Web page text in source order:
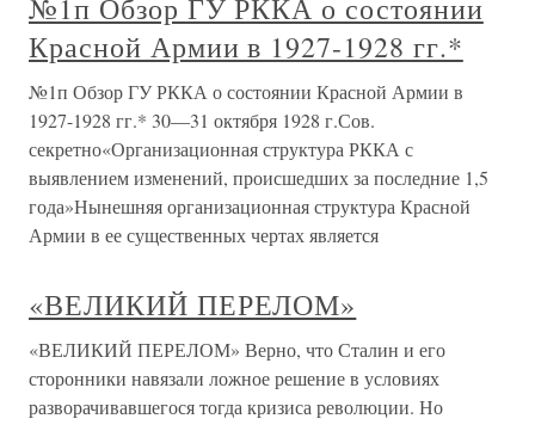
№1п Обзор ГУ РККА о состоянии
Красной Армии в 1927-1928 гг.*
№1п Обзор ГУ РККА о состоянии Красной Армии в
1927-1928 гг.* 30—31 октября 1928 г.Сов.
секретно«Организационная структура РККА с
выявлением изменений, происшедших за последние 1,5
года»Нынешняя организационная структура Красной
Армии в ее существенных чертах является
«ВЕЛИКИЙ ПЕРЕЛОМ»
«ВЕЛИКИЙ ПЕРЕЛОМ» Верно, что Сталин и его
сторонники навязали ложное решение в условиях
разворачивавшегося тогда кризиса революции. Но